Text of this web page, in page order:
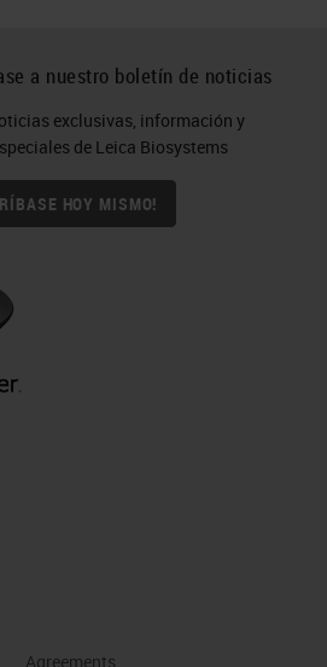
a nuestro boletín de noticias
exclusivas, información y
de Leica Biosystems
HOY MISMO!
Agreements